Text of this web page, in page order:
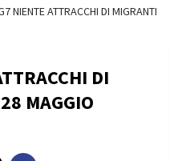
NIENTE ATTRACCHI DI MIGRANTI
DI
MAGGIO